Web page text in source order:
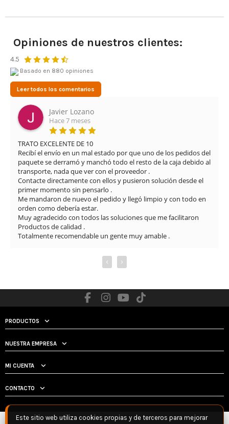
Opiniones de nuestros clientes:
4.5
Basado en 880 opiniones
Leer todos los comentarios
Javier Lozano
Hace 7 meses
TRATO EXCELENTE DE 10
Recibí el envío en un mal estado por que uno de los pedidos del
paquete se derramó y manchó todo el resto de la caja debido al
transporte, nada que ver con el proveedor .
Contacte directamente con ellos y pusieron solución desde el
primer momento sin pensarlo .
Me mandaron de nuevo el pedido y llegó limpio y con todo en
orden como debería estar.
Muy agradecido con todos las soluciones que me facilitaron
Productos de calidad .
Totalmente recomendable un gente muy amable .
‹ ›
PRODUCTOS
NUESTRA EMPRESA
MI CUENTA
CONTACTO
Este sitio web utiliza cookies propias y de terceros para mejorar